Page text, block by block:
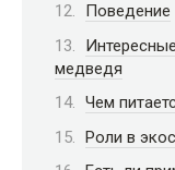
Поведение
медведя
Чем
Роли в